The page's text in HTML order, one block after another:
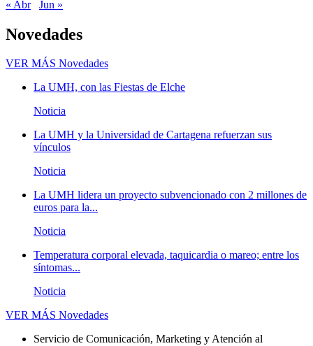
« Abr
Jun »
Novedades
VER MÁS Novedades
La UMH, con las Fiestas de Elche
Noticia
La UMH y la Universidad de Cartagena refuerzan sus
vínculos
Noticia
La UMH lidera un proyecto subvencionado con 2 millones de
euros para la...
Noticia
Temperatura corporal elevada, taquicardia o mareo; entre los
síntomas...
Noticia
VER MÁS Novedades
Servicio de Comunicación, Marketing y Atención al